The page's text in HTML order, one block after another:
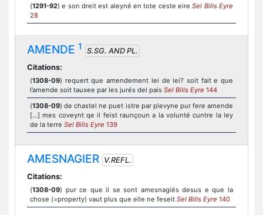
(1291-92) e son dreit est aleyné en tote ceste eireSel Bills Eyre
28
AMENDE 1
S.SG. AND PL.
Citations:
(1308-09) requert que amendement lei de lei? soit fait e que
l’amende soit tauxee par les jurés del pais Sel Bills Eyre 144
(1308-09) de chastel ne puet istre par plevyne pur fere amende
[…] mes coveynt qe il feist raunçoun a la volunté cuntre la ley
de la terre Sel Bills Eyre 139
AMESNAGIER V.REFL.
Citations:
(1308-09) pur ce que il se sont amesnagiés desus e que la
chose (=property) vaut plus que elle ne feseit Sel Bills Eyre 140